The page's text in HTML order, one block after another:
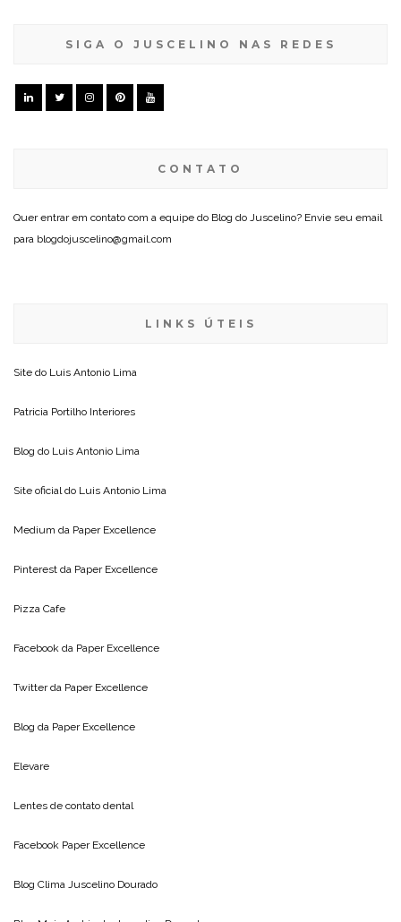
SIGA O JUSCELINO NAS REDES
CONTATO
Quer entrar em contato com a equipe do Blog do Juscelino? Envie seu email
para blogdojuscelino@gmail.com
LINKS ÚTEIS
Site do Luis Antonio Lima
Patricia Portilho Interiores
Blog do Luis Antonio Lima
Site oficial do Luis Antonio Lima
Medium da Paper Excellence
Pinterest da Paper Excellence
Pizza Cafe
Facebook da Paper Excellence
Twitter da Paper Excellence
Blog da Paper Excellence
Elevare
Lentes de contato dental
Facebook Paper Excellence
Blog Clima Juscelino Dourado